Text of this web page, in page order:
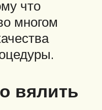
что
многом
вялить